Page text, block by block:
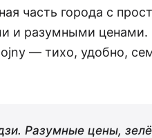
часть города с
и разумными ценами.
— тихо, удобно,
Разумные цены,